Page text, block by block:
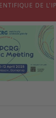
DE